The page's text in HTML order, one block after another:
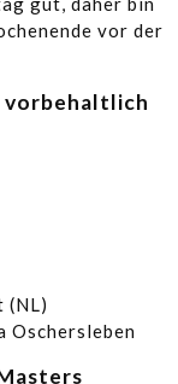
vor der
vorbehaltlich
(NL)